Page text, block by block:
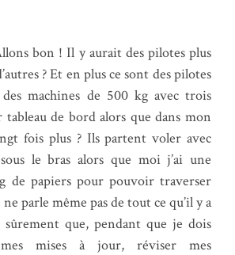
bon ! Il y aurait des pilotes plus
? Et en plus ce sont des pilotes
machines de 500 kg avec trois
tableau de bord alors que dans mon
fois plus ? Ils partent voler avec
le bras alors que moi j’ai une
de papiers pour pouvoir traverser
parle même pas de tout ce qu’il y a
sûrement que, pendant que je dois
mes mises à jour, réviser mes